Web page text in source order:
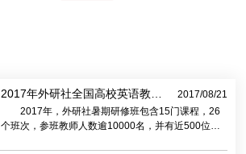
2017年外研社全国高校英语教学
研究与教学发展系列研修班
2017/08/21
2017年，外研社暑期研修班包含15门课程，26
个班次，参班教师人数逾10000名，并有近500位教